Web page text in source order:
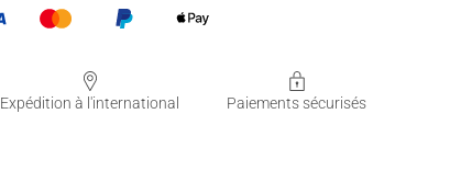
Expédition à l'international Paiements sécurisés